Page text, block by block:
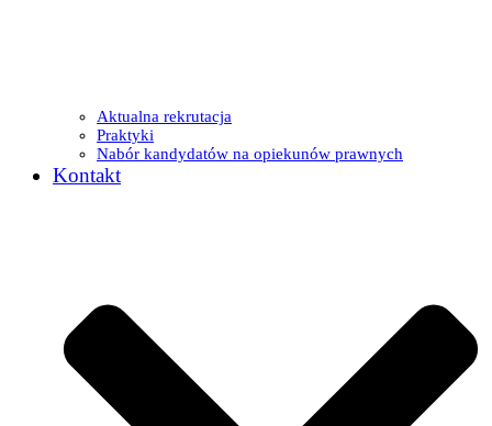
Aktualna rekrutacja
Praktyki
Nabór kandydatów na opiekunów prawnych
Kontakt